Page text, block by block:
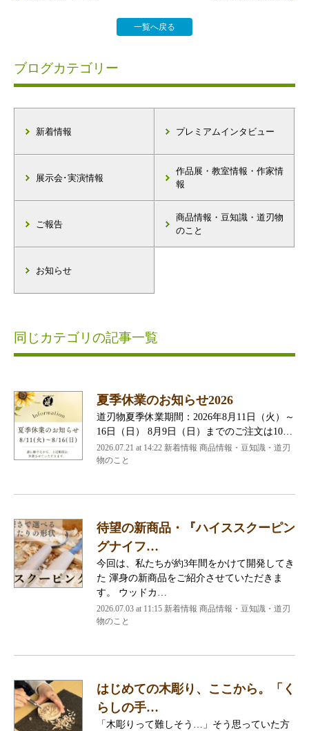
一覧へ戻る
ブログカテゴリー
新着情報 プレミアムインタビュー
展示会･実演情報
作品展・教室情報・作家情
報
ご報告
商品情報・豆知識・道刃物
のこと
お知らせ
同じカテゴリの記事一覧
夏季休業のお知らせ2026
道刃物夏季休業期間：2026年8月11日（火）～
16日（日） 8月9日（日）までのご注文は10…
2026.07.21 at 14:22 新着情報 商品情報・豆知識・道刃
物のこと
待望の新商品・『ハイススクーピン
グナイフ…
今回は、私たちが約3年間をかけて開発してき
た 渾身の新商品をご紹介させていただきま
す。 ウッドカ…
2026.07.03 at 11:15 新着情報 商品情報・豆知識・道刃
物のこと
はじめての木彫り、ここから。「く
らしの手…
「木彫りって難しそう…」そう思っていた方